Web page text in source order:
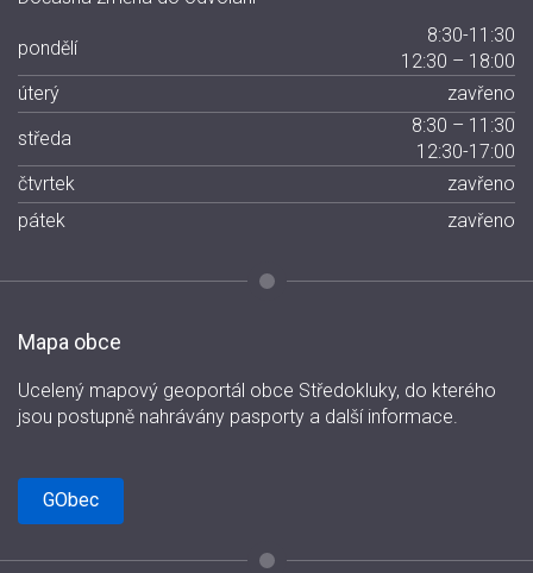
pondělí
8:30-11:30
12:30 – 18:00
úterý
zavřeno
středa
8:30 – 11:30
12:30-17:00
čtvrtek
zavřeno
pátek
zavřeno
Mapa obce
Ucelený mapový geoportál obce Středokluky, do kterého
jsou postupně nahrávány pasporty a další informace.
GObec